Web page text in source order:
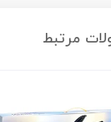
مرتبط